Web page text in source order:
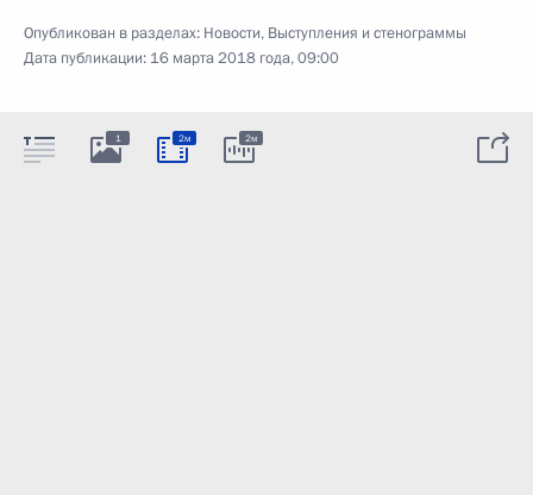
Опубликован в разделах: Новости, Выступления и стенограммы
Дата публикации: 16 марта 2018 года, 09:00
1 2м 2м